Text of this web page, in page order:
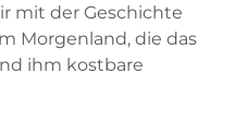
mit der Geschichte
Morgenland, die das
ihm kostbare